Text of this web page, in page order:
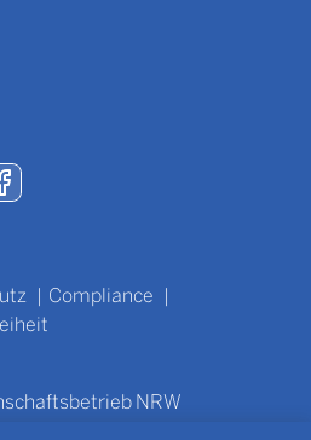
ArnsbergCompliance
NRW